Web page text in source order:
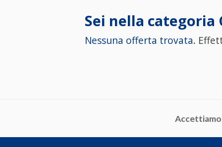
Sei nella categoria
Nessuna offerta trovata.
Accettiamo